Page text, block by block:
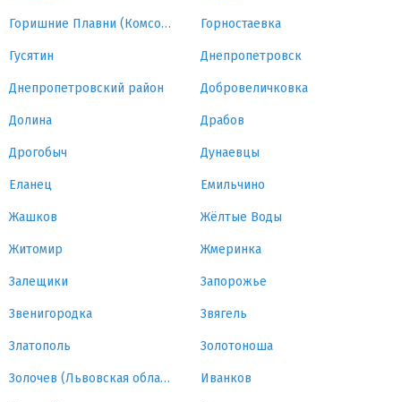
Горишние Плавни (Комсомольск) Горностаевка
Гусятин Днепропетровск
Днепропетровский район Добровеличковка
Долина Драбов
Дрогобыч Дунаевцы
Еланец Емильчино
Жашков Жёлтые Воды
Житомир Жмеринка
Залещики Запорожье
Звенигородка Звягель
Златополь Золотоноша
Золочев (Львовская область) Иванков